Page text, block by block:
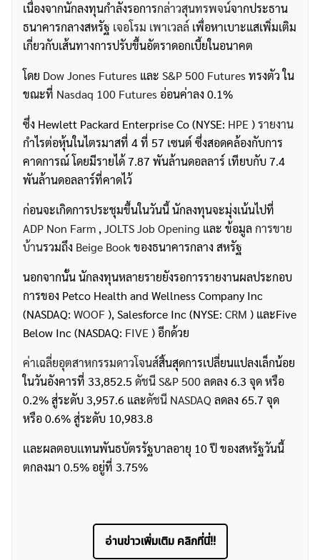
เนื่องจากนักลงทุนกำลังรอการกล่าวสุนทรพจน์จากประธาน
ธนาคารกลางสหรัฐ เจอโรม เพาเวลล์ เพื่อหาเบาะแสเพิ่มเติม
เกี่ยวกับเส้นทางการปรับขึ้นอัตราดอกเบี้ยในอนาคต
โดย Dow Jones Futures และ S&P 500 Futures ทรงตัว ใน
ขณะที่ Nasdaq 100 Futures อ่อนค่าลง 0.1%
ซึ่ง Hewlett Packard Enterprise Co (NYSE: HPE )รายงาน
กำไรต่อหุ้นในไตรมาสที่ 4 ที่ 57 เซนต์ ซึ่งสอดคล้องกับการ
คาดการณ์ โดยมีรายได้ 7.87 พันล้านดอลลาร์ เทียบกับ 7.4
พันล้านดอลลาร์ที่คาดไว้
ก่อนจะเกิดการประชุมขึ้นในวันนี้ นักลงทุนจะมุ่งเน้นไปที่
ADP Non Farm ,JOLTS Job Opening และ ข้อมูลการขาย
บ้านรวมถึง Beige Bookของธนาคารกลาง สหรัฐ
นอกจากนั้น นักลงทุนหลายรายยังรอการรายงานผลประกอบ
การของ Petco Health and Wellness Company Inc
(NASDAQ: WOOF ), Salesforce Inc (NYSE: CRM ) และFive
Below Inc (NASDAQ: FIVE ) อีกด้วย
ค่าเฉลี่ยอุตสาหกรรมดาวโจนส์สิ้นสุดการเปลี่ยนแปลงเล็กน้อย
ในวันอังคารที่ 33,852.5 ดัชนี S&P 500ลดลง 6.3 จุด หรือ
0.2% สู่ระดับ 3,957.6 และดัชนี NASDAQ ลดลง 65.7 จุด
หรือ 0.6% สู่ระดับ 10,983.8
เเละผลตอบเเทนพันธบัตรรัฐบาลอายุ 10 ปี ของสหรัฐวันนี้
ตกลงมา 0.5% อยู่ที่ 3.75%
อ่านข่าวเพิ่มเติม คลิกที่นี่!!